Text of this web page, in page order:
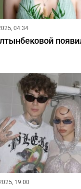
04:34
19:00